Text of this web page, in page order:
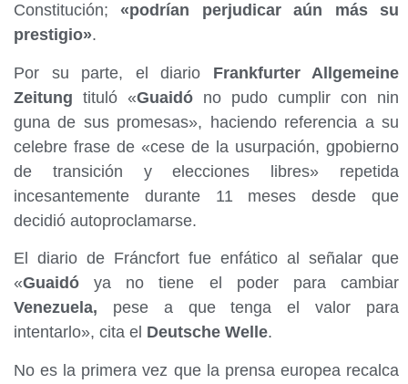
Constitución; «podrían perjudicar aún más su
prestigio».
Por su parte, el diario Frankfurter Allgemeine
Zeitung tituló «Guaidó no pudo cumplir con nin
guna de sus promesas», haciendo referencia a su
celebre frase de «cese de la usurpación, gpobierno
de transición y elecciones libres» repetida
incesantemente durante 11 meses desde que
decidió autoproclamarse.
El diario de Fráncfort fue enfático al señalar que
«Guaidó ya no tiene el poder para cambiar
Venezuela, pese a que tenga el valor para
intentarlo», cita el Deutsche Welle.
No es la primera vez que la prensa europea recalca